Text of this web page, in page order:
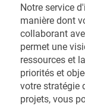
Notre service
manière dont
collaborant
permet une
ressources et
priorités et
votre stratégie
projets, vous